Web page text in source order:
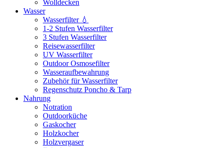
Wolldecken
Wasser
Wasserfilter 💧
1-2 Stufen Wasserfilter
3 Stufen Wasserfilter
Reisewasserfilter
UV Wasserfilter
Outdoor Osmosefilter
Wasseraufbewahrung
Zubehör für Wasserfilter
Regenschutz Poncho & Tarp
Nahrung
Notration
Outdoorküche
Gaskocher
Holzkocher
Holzvergaser